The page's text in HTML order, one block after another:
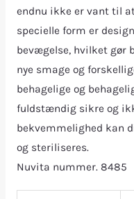
endnu ikke er vant til
specielle form er
bevægelse, hvilket gør
nye smage og
behagelige og
fuldstændig sikre og
bekvemmelighed kan
og steriliseres.
Nuvita nummer. 8485